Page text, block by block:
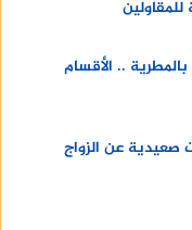
للمقاولين
.. الأقسام
صعيدية عن الزواج